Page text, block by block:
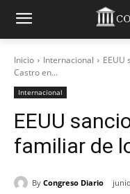
Inicio Internacional
EEUU
Castro en...
Internacional
EEUU
familiar de
By Congreso Diario